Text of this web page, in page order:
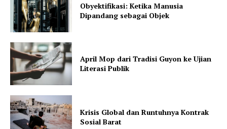
Obyektifikasi: Ketika Manusia
Dipandang sebagai Objek
April Mop dari Tradisi Guyon ke Ujian
Literasi Publik
Krisis Global dan Runtuhnya Kontrak
Sosial Barat